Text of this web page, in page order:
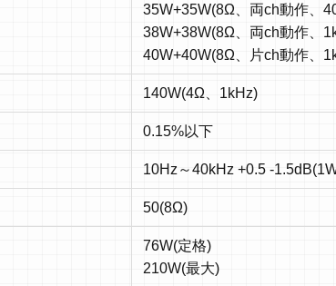
35W+35W(8Ω、両ch動作、
38W+38W(8Ω、両ch動作、
40W+40W(8Ω、片ch動作、
140W(4Ω、1kHz)
0.15%以下
10Hz～40kHz +0.5 -
50(8Ω)
76W(定格)
210W(最大)